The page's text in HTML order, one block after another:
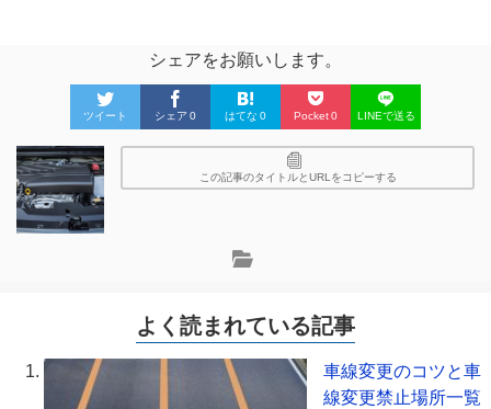
シェアをお願いします。
ツイート シェア 0 はてな 0 Pocket0 LINEで送る
この記事のタイトルとURLをコピーする
よく読まれている記事
車線変更のコツと車
線変更禁止場所一覧